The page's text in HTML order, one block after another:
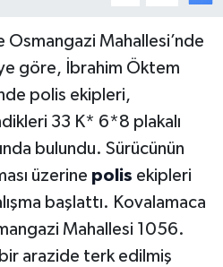
Mahallesi’nde
göre, İbrahim Öktem
polis ekipleri,
33 K* 6*8 plakalı
bulundu. Sürücünün
üzerine polis ekipleri
başlattı. Kovalamaca
Mahallesi 1056.
arazide terk edilmiş